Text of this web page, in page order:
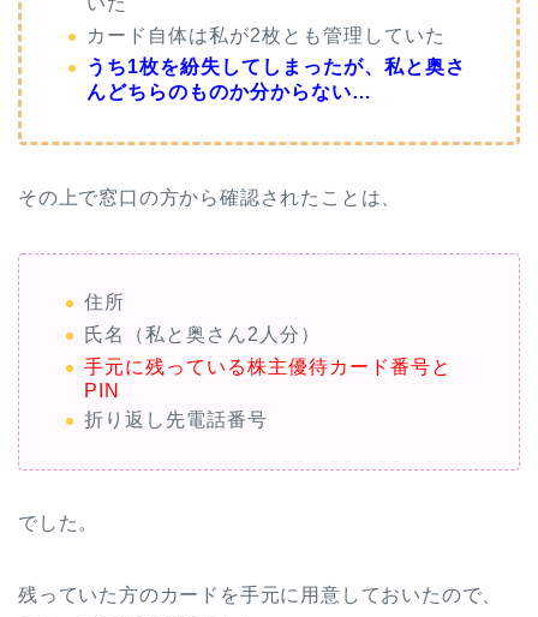
カード自体は私が2枚とも管理していた
うち1枚を紛失してしまったが、私と奥さ
んどちらのものか分からない…
その上で窓口の方から確認されたことは、
住所
氏名（私と奥さん2人分）
手元に残っている株主優待カード番号と
PIN
折り返し先電話番号
でした。
残っていた方のカードを手元に用意しておいたので、